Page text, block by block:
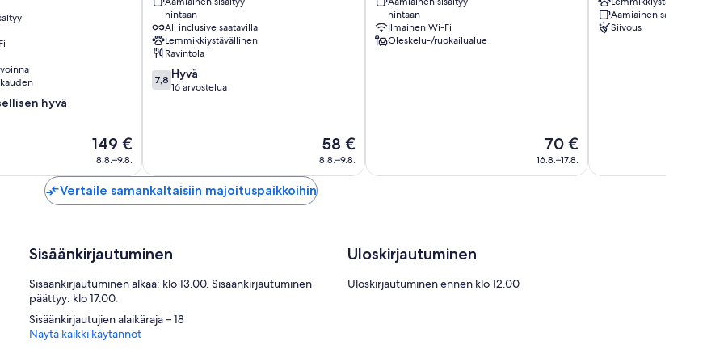
hyvä
Hinta
on
149 €
8.8.–9.8.
Lodge
Puno
hintaan
All inclusive saatavilla
Lemmikkiystävällinen
Ravintola
7.8
kautta
7,8 Hyvä
16 arvostelua
Hinta
on
58 €
8.8.–9.8.
Puno
hintaan
Ilmainen Wi-Fi
Oleskelu-/ruokailualue
Hinta
on
70 €
16.8.–17.8.
Capachica
Aamiainen saatavilla
Siivous
Vertaile samankaltaisiin majoituspaikkoihin
Sisäänkirjautuminen
Sisäänkirjautuminen alkaa: klo 13.00. Sisäänkirjautuminen
päättyy: klo 17.00.
Sisäänkirjautujien alaikäraja – 18
Uloskirjautuminen
Uloskirjautuminen ennen klo 12.00
Näytä kaikki käytännöt